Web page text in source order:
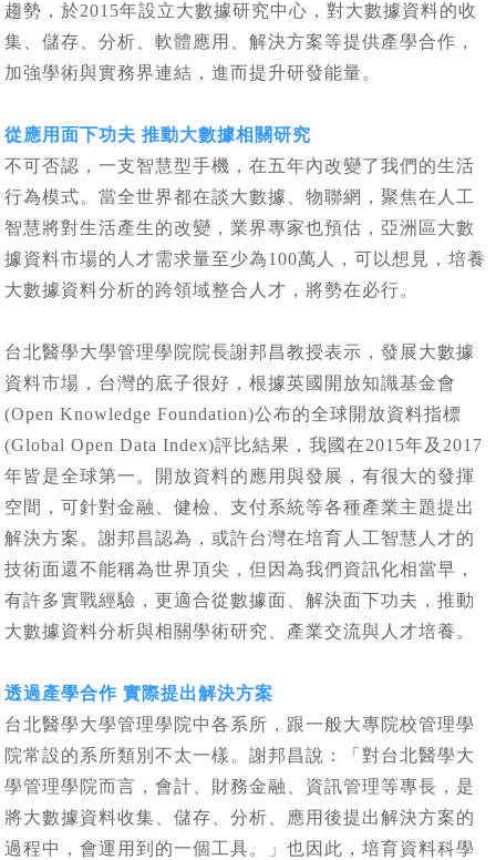
趨勢，於2015年設立大數據研究中心，對大數據資料的收
集、儲存、分析、軟體應用、解決方案等提供產學合作，
加強學術與實務界連結，進而提升研發能量。
從應用面下功夫 推動大數據相關研究
不可否認，一支智慧型手機，在五年內改變了我們的生活
行為模式。當全世界都在談大數據、物聯網，聚焦在人工
智慧將對生活產生的改變，業界專家也預估，亞洲區大數
據資料市場的人才需求量至少為100萬人，可以想見，培養
大數據資料分析的跨領域整合人才，將勢在必行。
台北醫學大學管理學院院長謝邦昌教授表示，發展大數據
資料市場，台灣的底子很好，根據英國開放知識基金會
(Open Knowledge Foundation)公布的全球開放資料指標
(Global Open Data Index)評比結果，我國在2015年及2017
年皆是全球第一。開放資料的應用與發展，有很大的發揮
空間，可針對金融、健檢、支付系統等各種產業主題提出
解決方案。謝邦昌認為，或許台灣在培育人工智慧人才的
技術面還不能稱為世界頂尖，但因為我們資訊化相當早，
有許多實戰經驗，更適合從數據面、解決面下功夫，推動
大數據資料分析與相關學術研究、產業交流與人才培養。
透過產學合作 實際提出解決方案
台北醫學大學管理學院中各系所，跟一般大專院校管理學
院常設的系所類別不太一樣。謝邦昌說：「對台北醫學大
學管理學院而言，會計、財務金融、資訊管理等專長，是
將大數據資料收集、儲存、分析、應用後提出解決方案的
過程中，會運用到的一個工具。」也因此，培育資料科學